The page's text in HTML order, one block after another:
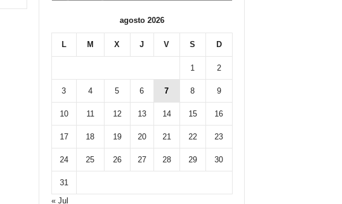
agosto 2026
L M X J V S D
1 2
3 4 5 6 7 8 9
10 11 12 13 14 15 16
17 18 19 20 21 22 23
24 25 26 27 28 29 30
31
« Jul